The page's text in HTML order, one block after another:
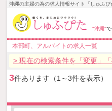
沖縄の主婦の為の求人情報サイト『しゅふぴ
"沖縄"
本部町、アルバイトの求人一覧
> 現在の検索条件を「変更」
3件あります（1～3件を表示）